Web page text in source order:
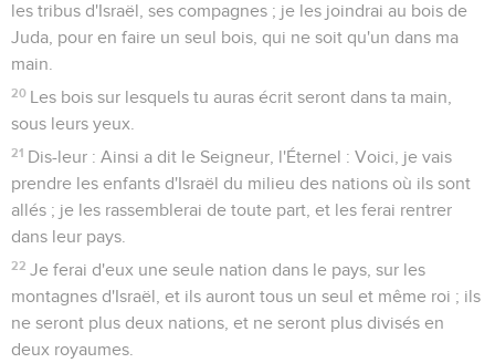
les tribus d'Israël, ses compagnes ; je les joindrai au bois de
Juda, pour en faire un seul bois, qui ne soit qu'un dans ma
main.
20 Les bois sur lesquels tu auras écrit seront dans ta main,
sous leurs yeux.
21 Dis-leur : Ainsi a dit le Seigneur, l'Éternel : Voici, je vais
prendre les enfants d'Israël du milieu des nations où ils sont
allés ; je les rassemblerai de toute part, et les ferai rentrer
dans leur pays.
22 Je ferai d'eux une seule nation dans le pays, sur les
montagnes d'Israël, et ils auront tous un seul et même roi ; ils
ne seront plus deux nations, et ne seront plus divisés en
deux royaumes.